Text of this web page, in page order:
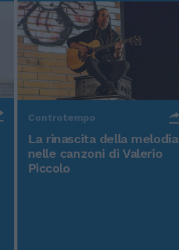
Controtempo
La rinascita della melodia
nelle canzoni di Valerio
Piccolo